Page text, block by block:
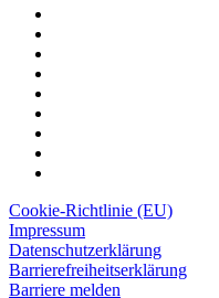
Cookie-Richtlinie (EU)
Impressum
Datenschutzerklärung
Barrierefreiheitserklärung
Barriere melden